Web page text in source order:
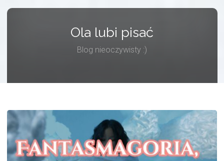
Ola lubi pisać
Blog nieoczywisty :)